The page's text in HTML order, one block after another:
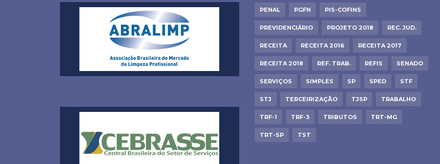
PENAL PGFN PIS-COFINS
PREVIDENCIÁRIO PROJETO 2018 REC. JUD.
RECEITA RECEITA 2016 RECEITA 2017
RECEITA 2018 REF. TRAB. REFIS SENADO
SERVIÇOS SIMPLES SP SPED STF
STJ TERCEIRIZAÇÃO TJSP TRABALHO
TRF-1 TRF-3 TRIBUTOS TRT-MG
TRT-SP TST